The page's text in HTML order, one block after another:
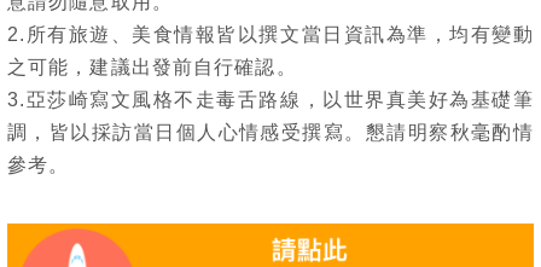
2.所有旅遊、美食情報皆以撰文當日資訊為準，均有變動
之可能，建議出發前自行確認。
3.亞莎崎寫文風格不走毒舌路線，以世界真美好為基礎筆
調，皆以採訪當日個人心情感受撰寫。懇請明察秋毫酌情
參考。